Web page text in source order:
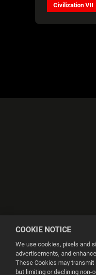
Civilization VII
This website uses cookies
COOKIE NOTICE
We use cookies, pixels and
advertisements, and
These Cookies may
but limiting or declining non-